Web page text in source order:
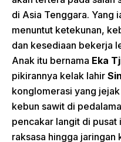
di Asia Tenggara. Yang
menuntut ketekunan,
dan kesediaan bekerja
Anak itu bernama Eka
pikirannya kelak lahir
konglomerasi yang
kebun sawit di
pencakar langit di
raksasa hingga jaringan